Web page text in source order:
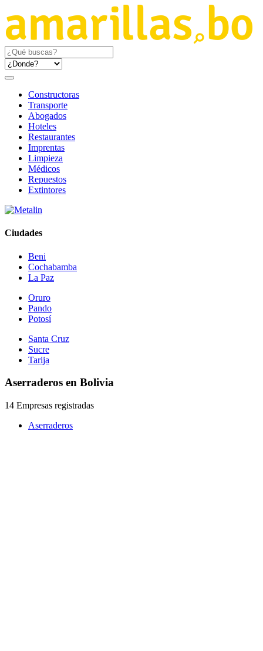
Constructoras
Transporte
Abogados
Hoteles
Restaurantes
Imprentas
Limpieza
Médicos
Repuestos
Extintores
Ciudades
Beni
Cochabamba
La Paz
Oruro
Pando
Potosí
Santa Cruz
Sucre
Tarija
Aserraderos en Bolivia
14 Empresas registradas
Aserraderos